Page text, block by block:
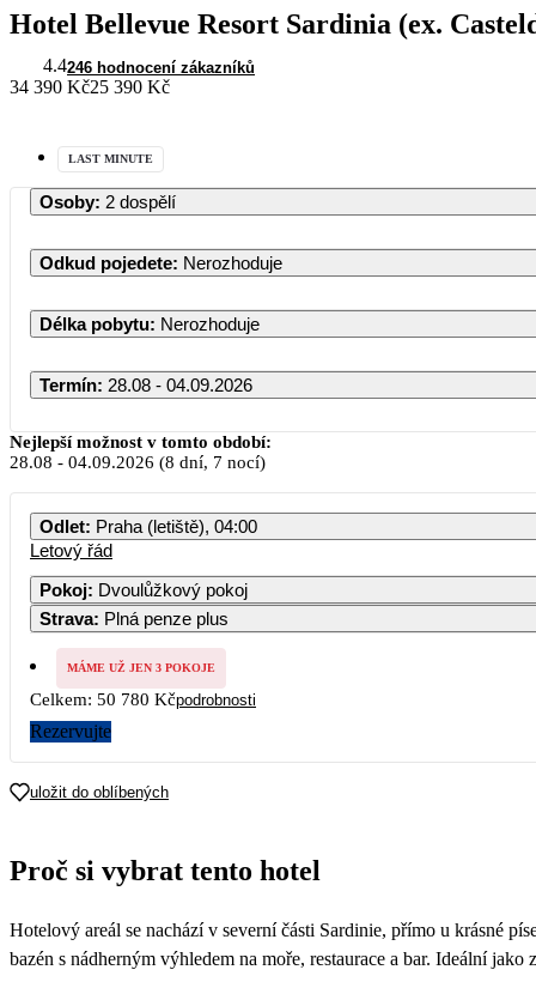
Hotel Bellevue Resort Sardinia (ex.
4.4246 hodnocení zákazníků
34 390 Kč25 390 Kč
LAST MINUTE
Osoby: 2 dospělí
Odkud pojedete: Nerozhoduje
Délka pobytu: Nerozhoduje
Termín: 28.08 - 04.09.2026
Nejlepší možnost v tomto období:
28.08 - 04.09.2026 (8 dní, 7 nocí)
Odlet: Praha (letiště), 04:00
Letový řád
Pokoj: Dvoulůžkový pokoj
Strava: Plná penze plus
MÁME UŽ JEN 3 POKOJE
Celkem: 50 780 Kčpodrobnosti
Rezervujte
uložit do oblíbených
Proč si vybrat tento hotel
Hotelový areál se nachází v severní části Sardinie, přímo u krásné
bazén s nádherným výhledem na moře, restaurace a bar. Ideální